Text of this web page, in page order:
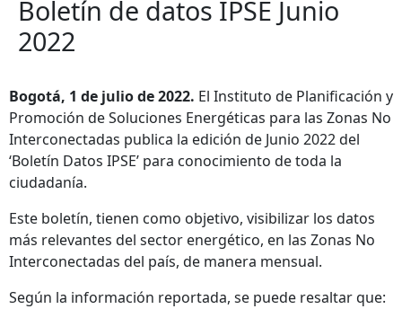
Boletín de datos IPSE Junio
2022
Bogotá, 1 de julio de 2022. El Instituto de Planificación y
Promoción de Soluciones Energéticas para las Zonas No
Interconectadas publica la edición de Junio 2022 del
‘Boletín Datos IPSE’ para conocimiento de toda la
ciudadanía.
Este boletín, tienen como objetivo, visibilizar los datos
más relevantes del sector energético, en las Zonas No
Interconectadas del país, de manera mensual.
Según la información reportada, se puede resaltar que: